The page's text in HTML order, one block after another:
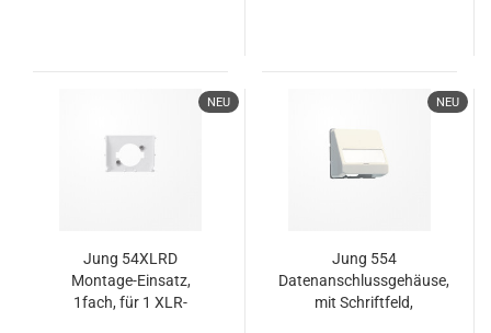
NEU
Jung 54XLRD
Montage-Einsatz,
1fach, für 1 XLR-
NEU
Jung 554
Datenanschlussgehäuse,
mit Schriftfeld,